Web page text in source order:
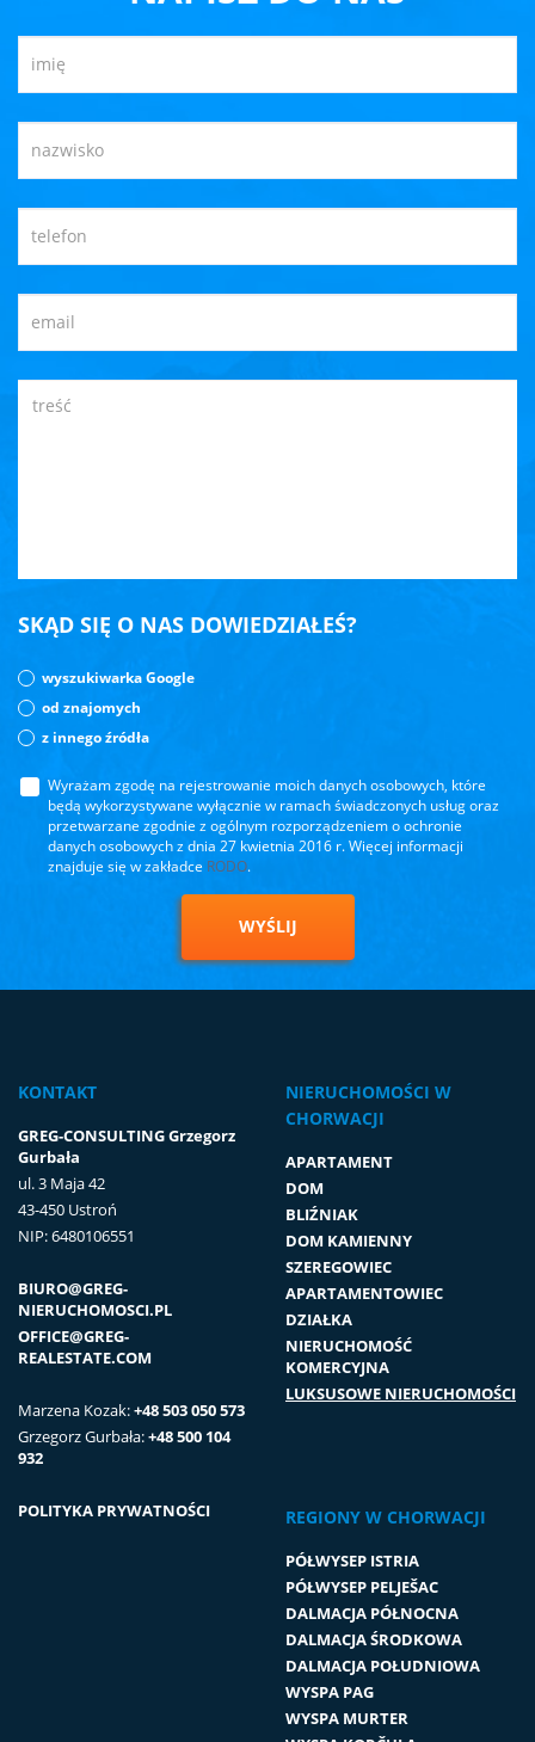
SKĄD SIĘ O NAS DOWIEDZIAŁEŚ?
wyszukiwarka Google
od znajomych
z innego źródła
Wyrażam zgodę na rejestrowanie moich danych osobowych, które
będą wykorzystywane wyłącznie w ramach świadczonych usług oraz
przetwarzane zgodnie z ogólnym rozporządzeniem o ochronie
danych osobowych z dnia 27 kwietnia 2016 r. Więcej informacji
znajduje się w zakładce RODO.
WYŚLIJ
KONTAKT
GREG-CONSULTING Grzegorz
Gurbała
ul. 3 Maja 42
43-450 Ustroń
NIP: 6480106551
BIURO@GREG-
NIERUCHOMOSCI.PL
OFFICE@GREG-
REALESTATE.COM
Marzena Kozak:+48 503 050 573
Grzegorz Gurbała:+48 500 104
932
POLITYKA PRYWATNOŚCI
NIERUCHOMOŚCI W
CHORWACJI
APARTAMENT
DOM
BLIŹNIAK
DOM KAMIENNY
SZEREGOWIEC
APARTAMENTOWIEC
DZIAŁKA
NIERUCHOMOŚĆ
KOMERCYJNA
LUKSUSOWE NIERUCHOMOŚCI
REGIONY W CHORWACJI
PÓŁWYSEP ISTRIA
PÓŁWYSEP PELJEŠAC
DALMACJA PÓŁNOCNA
DALMACJA ŚRODKOWA
DALMACJA POŁUDNIOWA
WYSPA PAG
WYSPA MURTER